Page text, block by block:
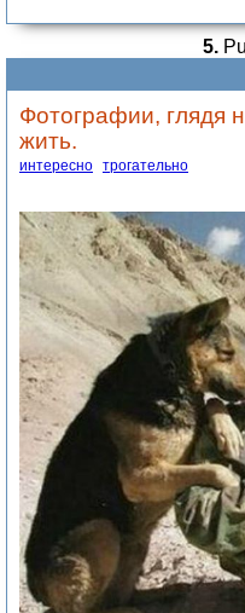
5.
Фотографии, глядя
жить.
интересно трогательно